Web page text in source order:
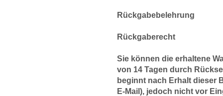
Rückgabebelehrung
Rückgaberecht
Sie können die erhaltene
von 14 Tagen durch
beginnt nach Erhalt dieser
E-Mail), jedoch nicht vor